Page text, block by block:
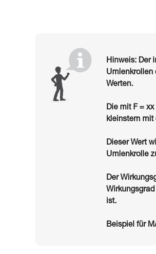
Hinweis: Der
Umlenkrollen
Werten.
Die mit F =
kleinstem mit
Dieser Wert
Umlenkrolle
Der
ist.
Beispiel für